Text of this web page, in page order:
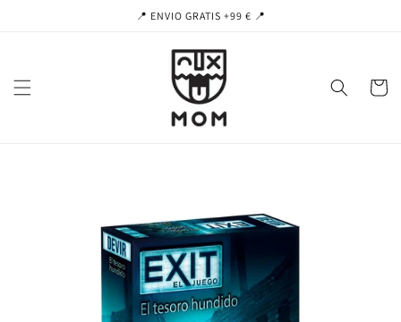
📍 ENVIO GRATIS +99 € 📍
Carrito